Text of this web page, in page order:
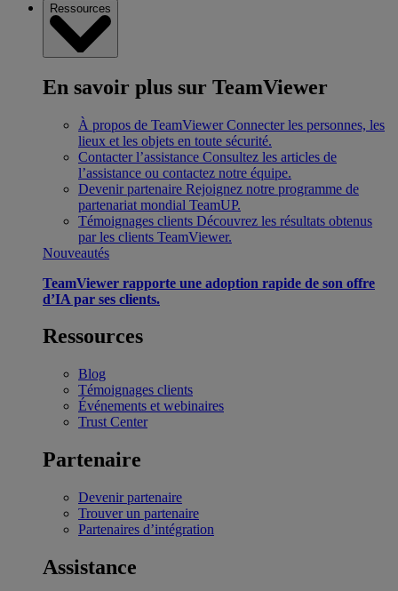
Ressources
En savoir plus sur TeamViewer
À propos de TeamViewer Connecter les personnes, les
lieux et les objets en toute sécurité.
Contacter l’assistance Consultez les articles de
l’assistance ou contactez notre équipe.
Devenir partenaire Rejoignez notre programme de
partenariat mondial TeamUP.
Témoignages clients Découvrez les résultats obtenus
par les clients TeamViewer.
Nouveautés
TeamViewer rapporte une adoption rapide de son offre
d’IA par ses clients.
Ressources
Blog
Témoignages clients
Événements et webinaires
Trust Center
Partenaire
Devenir partenaire
Trouver un partenaire
Partenaires d’intégration
Assistance